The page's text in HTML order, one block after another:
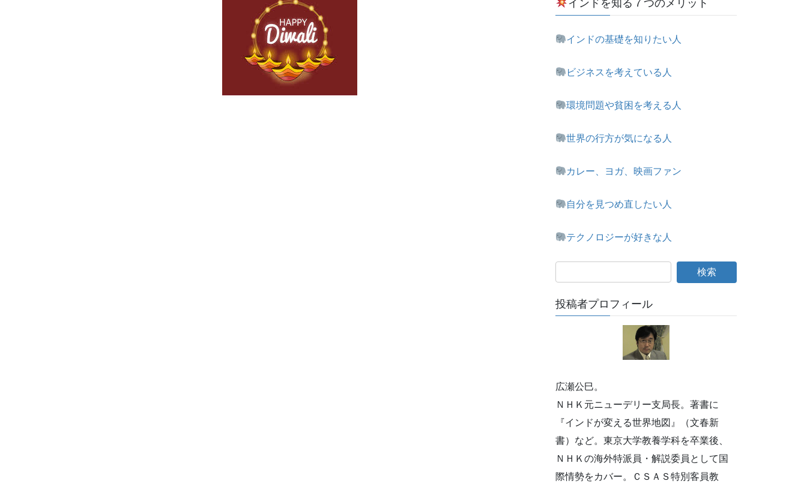
インドを知る７つのメリット
インドの基礎を知りたい人
ビジネスを考えている人
環境問題や貧困を考える人
世界の行方が気になる人
カレー、ヨガ、映画ファン
自分を見つめ直したい人
テクノロジーが好きな人
投稿者プロフィール
広瀬公巳。
ＮＨＫ元ニューデリー支局長。著書に
『インドが変える世界地図』（文春新
書）など。東京大学教養学科を卒業後、
ＮＨＫの海外特派員・解説委員として国
際情勢をカバー。ＣＳＡＳ特別客員教